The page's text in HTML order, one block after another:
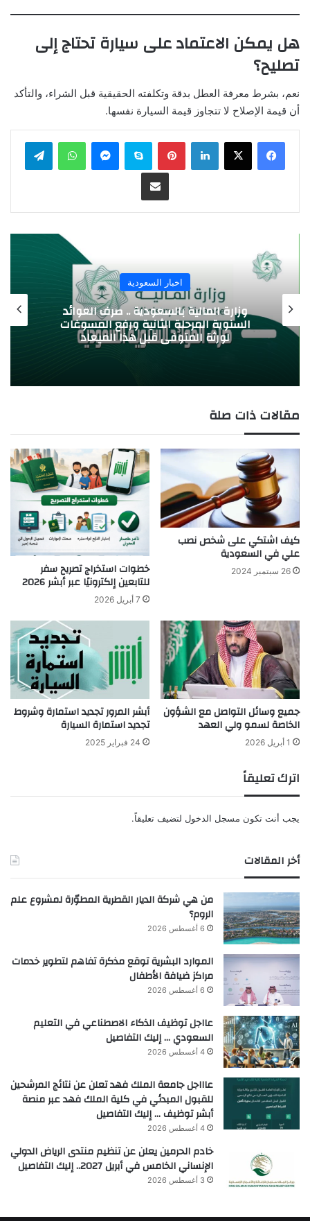
هل يمكن الاعتماد على سيارة تحتاج إلى
تصليح؟
نعم، بشرط معرفة العطل بدقة وتكلفته الحقيقية قبل الشراء، والتأكد
أن قيمة الإصلاح لا تتجاوز قيمة السيارة نفسها.
لينكدإن بينتيريستسكايب ماسنجر واتساب تيلقرام
مشاركة عبر البريد
اخبار السعودية
وزارة المالية بالسعودية .. صرف العوائد
السنوية المرحلة الثانية ورفع المسوغات
لورثة المتوفى قبل هذا الميعاد
مقالات ذات صلة
كيف اشتكي على شخص نصب
علي في السعودية
26 سبتمبر 2024 خطوات استخراج تصريح سفر
للتابعين إلكترونيًا عبر أبشر 2026
7 أبريل 2026
جميع وسائل التواصل مع الشؤون
الخاصة لسمو ولي العهد
1 أبريل 2026
أبشر المرور تجديد استمارة وشروط
تجديد استمارة السيارة
24 فبراير 2025
اترك تعليقاً
يجب أنت تكون مسجل الدخول لتضيف تعليقاً.
أخر المقالات
من هي شركة الديار القطرية المطوّرة لمشروع علم
الروم؟
6 أغسطس 2026
الموارد البشرية توقع مذكرة تفاهم لتطوير خدمات
مراكز ضيافة الأطفال
6 أغسطس 2026
عااجل توظيف الذكاء الاصطناعي في التعليم
السعودي … إليك التفاصيل
4 أغسطس 2026
عاااجل جامعة الملك فهد تعلن عن نتائج المرشحين
للقبول المبدئي في كلية الملك فهد عبر منصة
أبشر توظيف … إليك التفاصيل
4 أغسطس 2026
خادم الحرمين يعلن عن تنظيم منتدى الرياض الدولي
الإنساني الخامس في أبريل 2027.. إليك التفاصيل
3 أغسطس 2026